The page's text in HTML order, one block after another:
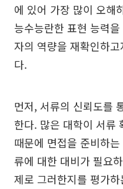
에 있어 가장 많이 오해
능수능란한 표현 능력
자의 역량을 재확인하
다.
먼저, 서류의 신뢰도를
한다. 많은 대학이 서류
때문에 면접을 준비하
류에 대한 대비가 필요
제로 그러한지를 평가